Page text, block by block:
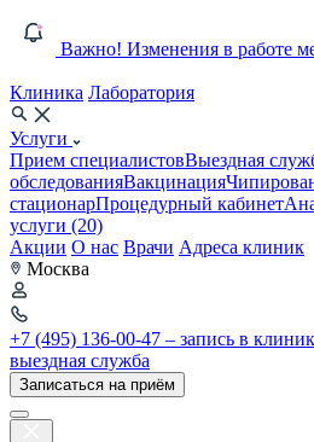
Важно! Изменения в работе
Клиника Лаборатория
Услуги
Прием специалистовВыездная
обследованияВакцинация
стационарПроцедурный кабинет
услуги (20)
Акции О нас Врачи Адреса клиник
Москва
+7 (495) 136-00-47 – запись в
выездная служба
Записаться на приём